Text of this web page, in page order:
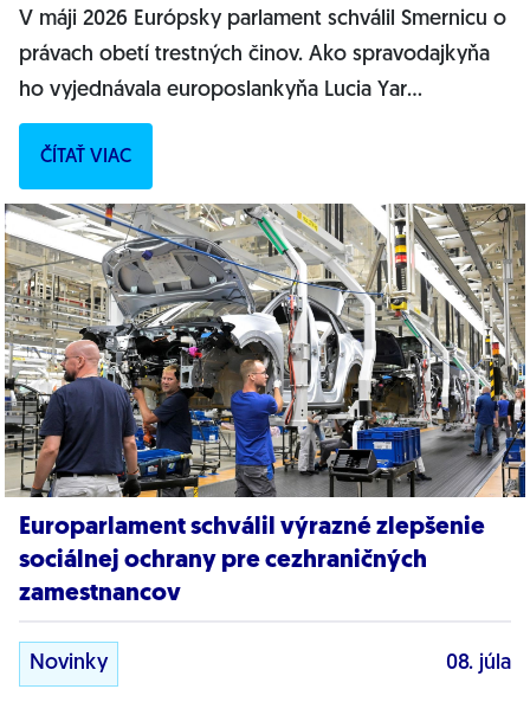
V máji 2026 Európsky parlament schválil Smernicu o
právach obetí trestných činov. Ako spravodajkyňa
ho vyjednávala europoslankyňa Lucia Yar
(Progresívne Slovensko). „Je to výsledok...
ČÍTAŤ VIAC
Europarlament schválil výrazné zlepšenie
sociálnej ochrany pre cezhraničných
zamestnancov
Novinky 08. júla